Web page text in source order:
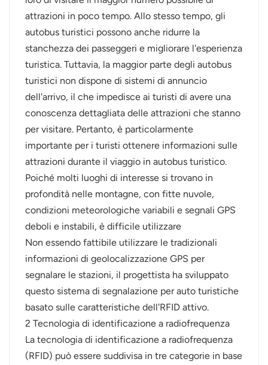
attrazioni in poco tempo. Allo stesso tempo, gli
autobus turistici possono anche ridurre la
stanchezza dei passeggeri e migliorare l'esperienza
turistica. Tuttavia, la maggior parte degli autobus
turistici non dispone di sistemi di annuncio
dell'arrivo, il che impedisce ai turisti di avere una
conoscenza dettagliata delle attrazioni che stanno
per visitare. Pertanto, è particolarmente
importante per i turisti ottenere informazioni sulle
attrazioni durante il viaggio in autobus turistico.
Poiché molti luoghi di interesse si trovano in
profondità nelle montagne, con fitte nuvole,
condizioni meteorologiche variabili e segnali GPS
deboli e instabili, è difficile utilizzare
Non essendo fattibile utilizzare le tradizionali
informazioni di geolocalizzazione GPS per
segnalare le stazioni, il progettista ha sviluppato
questo sistema di segnalazione per auto turistiche
basato sulle caratteristiche dell'RFID attivo.
2 Tecnologia di identificazione a radiofrequenza
La tecnologia di identificazione a radiofrequenza
(RFID) può essere suddivisa in tre categorie in base